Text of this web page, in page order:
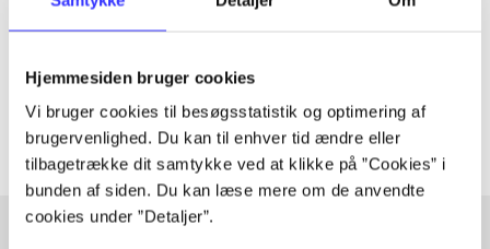
Hjemmesiden bruger cookies
Vi bruger cookies til besøgsstatistik og optimering af
brugervenlighed. Du kan til enhver tid ændre eller
tilbagetrække dit samtykke ved at klikke på ”Cookies” i
bunden af siden. Du kan læse mere om de anvendte
cookies under ”Detaljer”.
lorem ipsum dolor sit amet ...
Artiklerne i handler ofte om